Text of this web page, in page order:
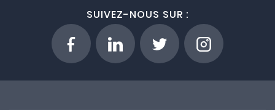
SUIVEZ-NOUS SUR :